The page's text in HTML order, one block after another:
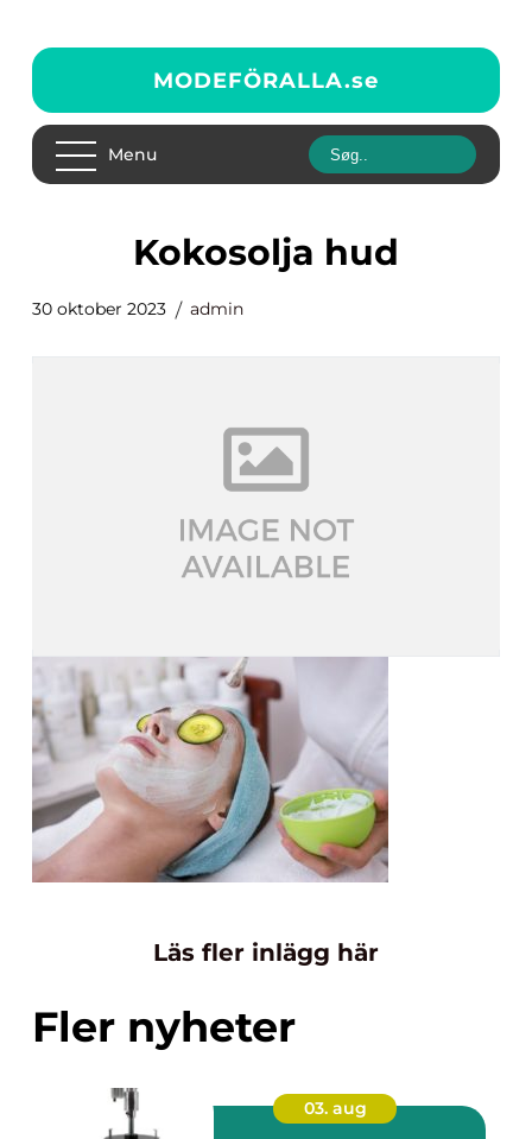
MODEFÖRALLA.se
Menu
kokosolja hud
30 oktober 2023 admin
Läs fler inlägg här
Fler nyheter
03. aug